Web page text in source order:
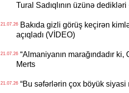
Tural Sadıqlının üzünə
21.07.26Bakıda gizli görüş keçirən
açıqladı (VİDEO)
21.07.26“Almaniyanın marağındadır
Merts
21.07.26“Bu səfərlərin çox böyük siyasi